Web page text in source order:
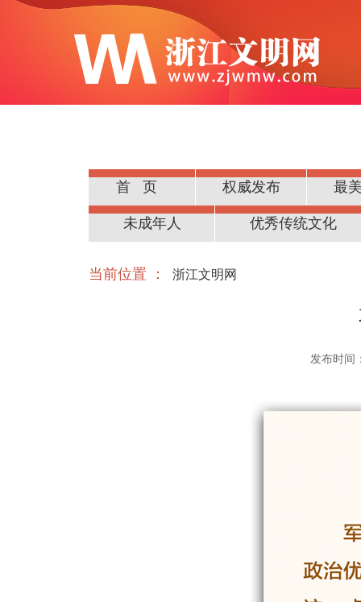
首页 权威发布 最
公民道德
未成年人 优秀传统文化
当前位置 ： 浙江文明网
发布时间